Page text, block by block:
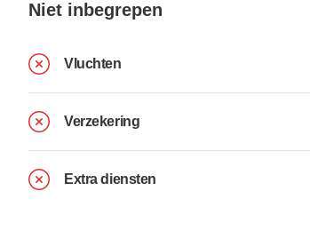
Niet inbegrepen
Vluchten
Verzekering
Extra diensten